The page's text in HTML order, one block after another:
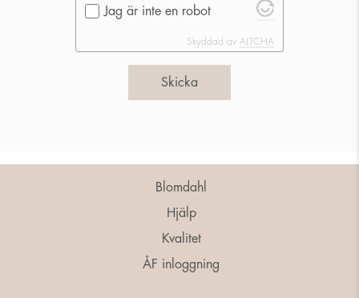
Jag är inte en robot
Skyddad av ALTCHA
Skicka
Blomdahl
Hjälp
Kvalitet
ÅF inloggning